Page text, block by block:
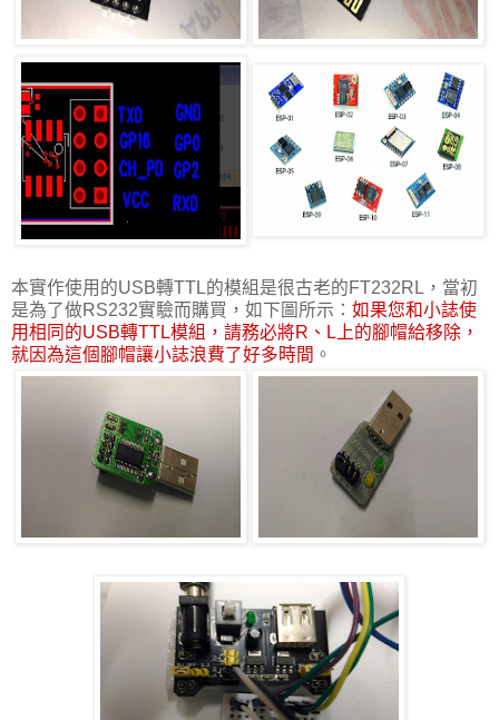
本實作使用的USB轉TTL的模組是很古老的FT232RL，當初
是為了做RS232實驗而購買，如下圖所示： 如果您和小誌使
用相同的USB轉TTL模組，請務必將R、L上的腳帽給移除，
就因為這個腳帽讓小誌浪費了好多時間 。